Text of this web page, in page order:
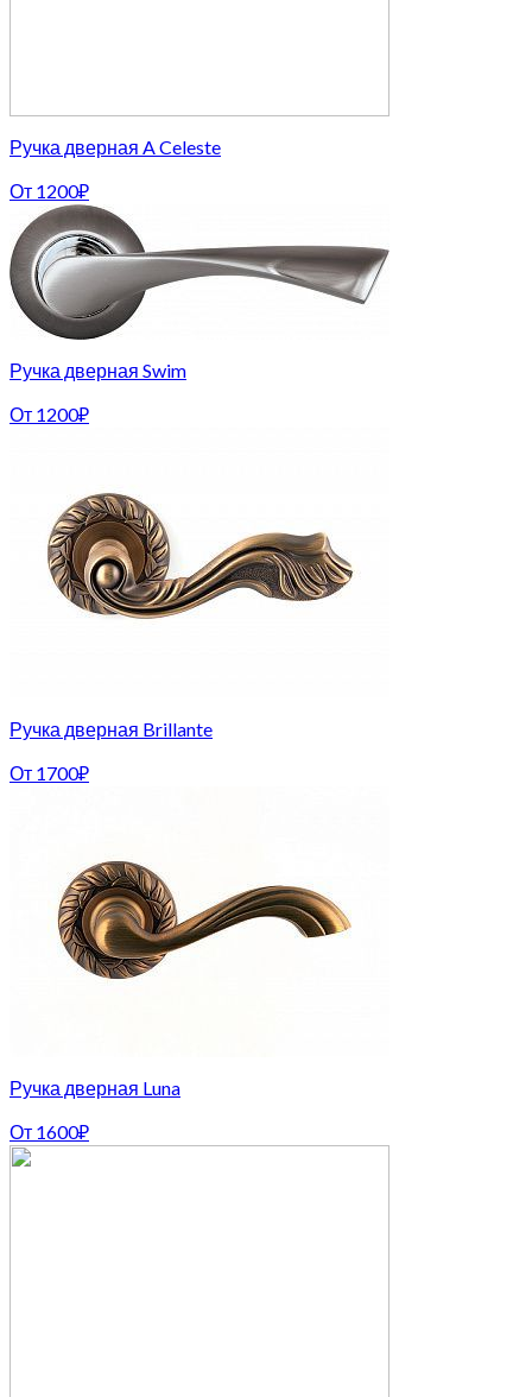
Ручка дверная A Celeste
От 1200₽
Ручка дверная Swim
От 1200₽
Ручка дверная Brillante
От 1700₽
Ручка дверная Luna
От 1600₽